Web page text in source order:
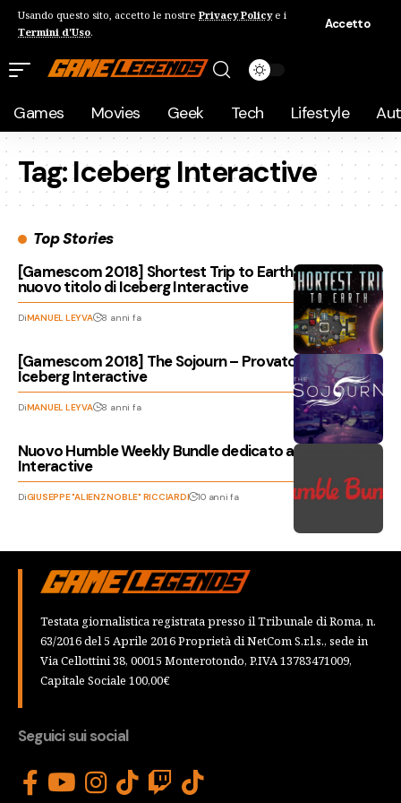
Usando questo sito, accetto le nostre Privacy Policye i
Termini d'Uso.
Accetto
Games Movies Geek Tech Lifestyle
Tag:Iceberg Interactive
Top Stories
[Gamescom 2018] Shortest Trip to Earth – Provato il
nuovo titolo di Iceberg Interactive
DiMANUEL LEYVA 8 anni fa
[Gamescom 2018] The Sojourn – Provato il titolo di
Iceberg Interactive
DiMANUEL LEYVA 8 anni fa
Nuovo Humble Weekly Bundle dedicato ad Iceberg
Interactive
DiGIUSEPPE "ALIENZ NOBLE" RICCIARDI 10 anni fa
Testata giornalistica registrata presso il Tribunale di Roma, n.
63/2016 del 5 Aprile 2016 Proprietà di NetCom S.r.l.s., sede in
Via Cellottini 38, 00015 Monterotondo, P.IVA 13783471009,
Capitale Sociale 100,00€
Seguici sui social